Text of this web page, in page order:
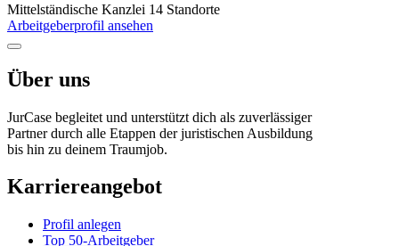
Mittelständische Kanzlei 14 Standorte
Arbeitgeberprofil ansehen
Über uns
JurCase begleitet und unterstützt dich als zuverlässiger
Partner durch alle Etappen der juristischen Ausbildung
bis hin zu deinem Traumjob.
Karriereangebot
Profil anlegen
Top 50-Arbeitgeber